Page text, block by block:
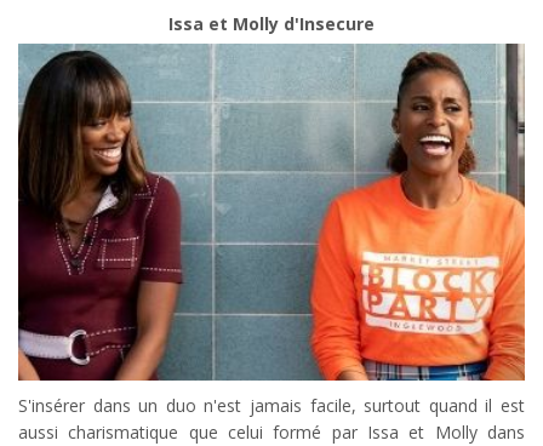
Issa et Molly d'Insecure
S'insérer dans un duo n'est jamais facile, surtout quand il est
aussi charismatique que celui formé par Issa et Molly dans